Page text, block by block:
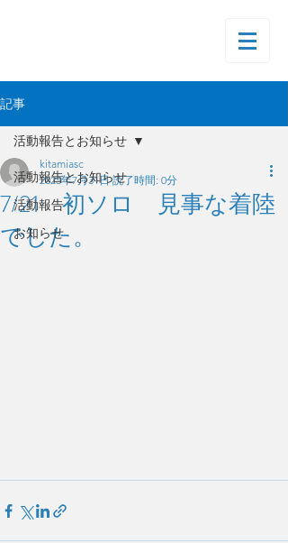
記事
活動報告とお知らせ
活動報告
お知らせ
活動報告とお知らせ
7/21 初ソロ 見事な着陸
でした。
kitamiasc
2025年7月31日 読了時間: 0分